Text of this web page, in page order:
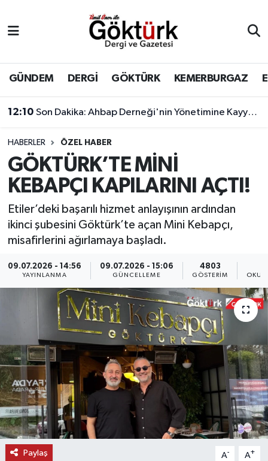
GÜNDEM DERGİ GÖKTÜRK KEMERBURGAZ
12:10 Son Dakika: Ahbap Derneği'nin Yönetimine Kayyum Atandı
HABERLER ÖZEL HABER
GÖKTÜRK’TE MİNİ
KEBAPÇI KAPILARINI AÇTI!
Etiler’deki başarılı hizmet anlayışının ardından
ikinci şubesini Göktürk’te açan Mini Kebapçı,
misafirlerini ağırlamaya başladı.
09.07.2026 - 14:56
YAYINLANMA
09.07.2026 - 15:06
GÜNCELLEME
4803
GÖSTERIM
Paylaş A- A+
BİLİM
DERGİ
DÜNYA
EĞİTİM
EKONOMİ
GÖKTÜRK
KEMERBURGAZ
KÜLTÜR - SANAT
MAGAZİN
ÖZEL HABER
SAĞLIK
SPOR
Eyüpsultan Hava Durumu
Eyüpsultan Trafik Yoğunluk Haritası
Süper Lig Puan Durumu ve Fikstür
Tüm Manşetler
Son Dakika Haberleri
Haber Arşivi